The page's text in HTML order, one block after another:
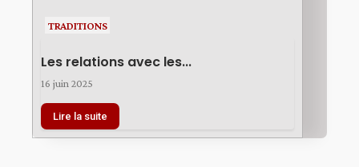
TRADITIONS
Les relations avec les...
16 juin 2025
Lire la suite